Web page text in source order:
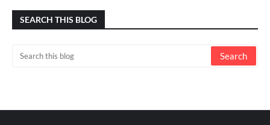
SEARCH THIS BLOG